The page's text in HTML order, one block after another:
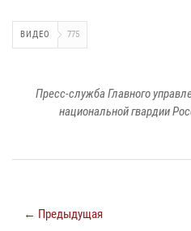
ВИДЕО 775
Пресс-служба Главного
национальной гвардии
← Предыдущая